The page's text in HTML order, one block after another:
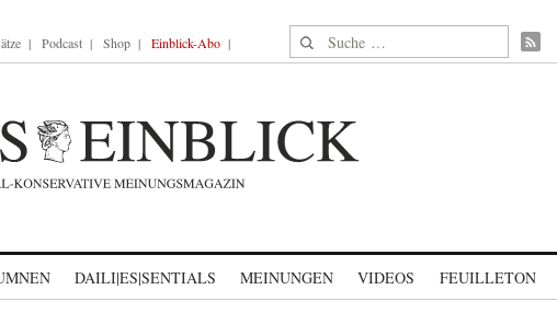
Podcast Shop Einblick-Abo Suche nach:
DAILI|ES|SENTIALS MEINUNGEN VIDEOS FEUILLETON